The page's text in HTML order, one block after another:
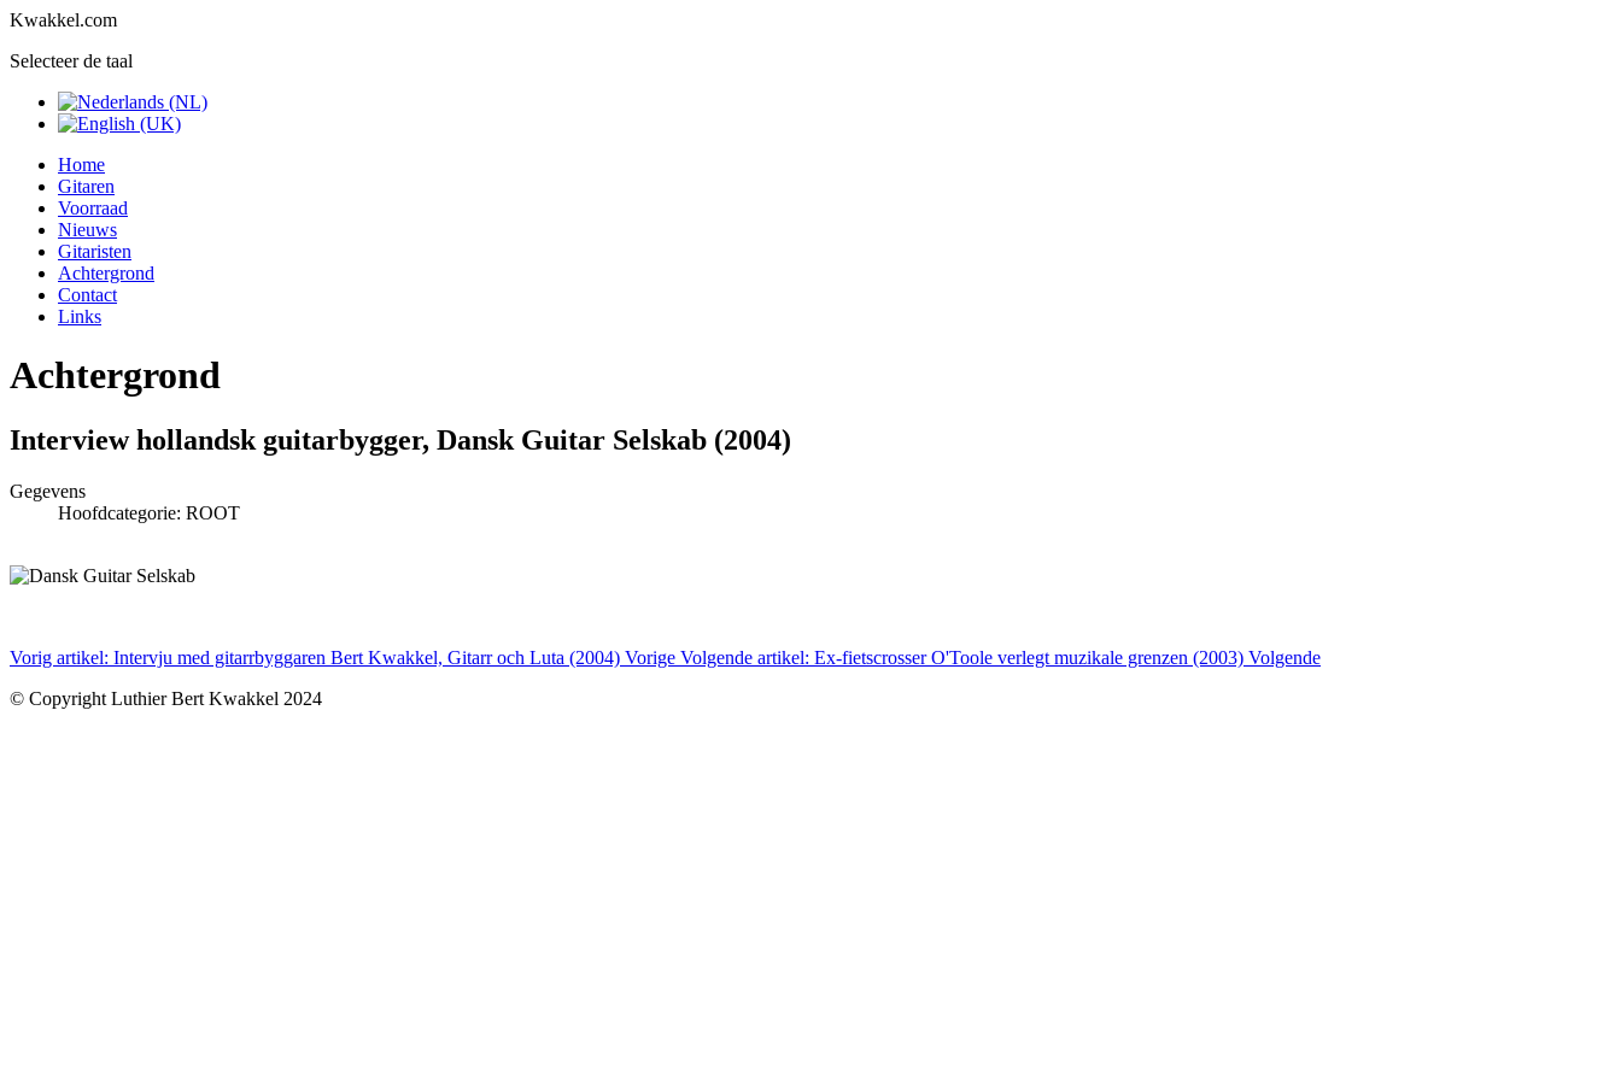
Kwakkel.com
Selecteer de taal
Home
Gitaren
Voorraad
Nieuws
Gitaristen
Achtergrond
Contact
Links
Achtergrond
Interview hollandsk guitarbygger, Dansk Guitar Selskab (2004)
Gegevens
Hoofdcategorie: ROOT
Vorig artikel: Intervju med gitarrbyggaren Bert Kwakkel, Gitarr och Luta (2004) Vorige Volgende artikel: Ex-fietscrosser O'Toole verlegt muzikale grenzen (2003) Volgende
© Copyright Luthier Bert Kwakkel 2024